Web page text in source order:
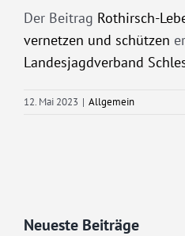
Der Beitrag Rothirsch-
vernetzen und schützen
Landesjagdverband
12. Mai 2023 | Allgemein
Neueste Beiträge